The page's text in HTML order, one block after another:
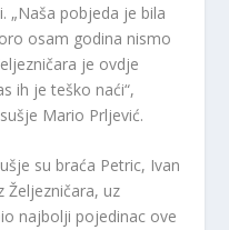
„Naša pobjeda je bila
osam godina nismo
je ovdje
ih je teško naći“,
Mario Prljević.
su braća Petric, Ivan
Željezničara, uz
najbolji pojedinac ove